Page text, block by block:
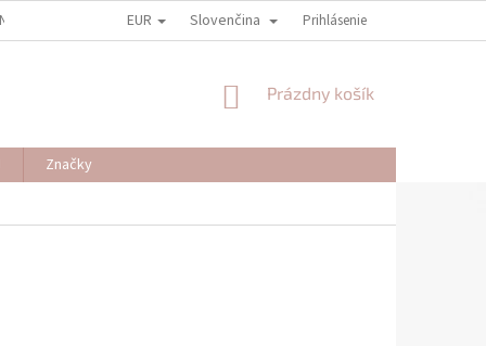
OSOBNÝCH ÚDAJOV REKLAMAČNÉ PODMIENKY
EUR Slovenčina Prihlásenie
NÁKUPNÝ
Prázdny košík
Značky